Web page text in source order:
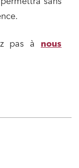
pas à nous